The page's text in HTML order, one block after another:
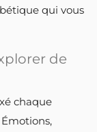
qui vous
de
chaque